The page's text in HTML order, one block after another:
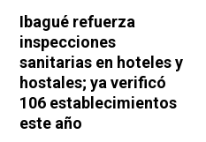
Ibagué refuerza
inspecciones
sanitarias en hoteles y
hostales; ya verificó
106 establecimientos
este año